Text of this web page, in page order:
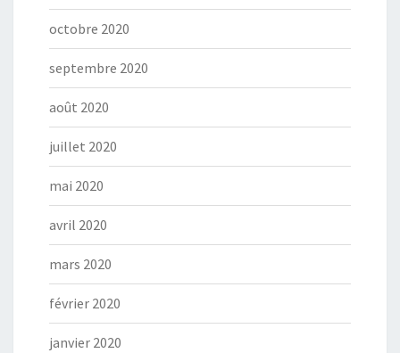
octobre 2020
septembre 2020
août 2020
juillet 2020
mai 2020
avril 2020
mars 2020
février 2020
janvier 2020